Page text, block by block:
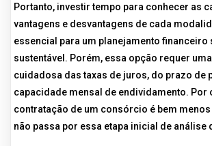
Portanto, investir tempo para conhecer as
vantagens e desvantagens de cada
essencial para um planejamento financeiro
sustentável. Porém, essa opção requer
cuidadosa das taxas de juros, do prazo de
capacidade mensal de endividamento. Por
contratação de um consórcio é bem
não passa por essa etapa inicial de análise